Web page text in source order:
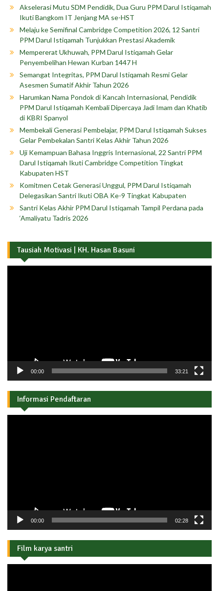
Akselerasi Mutu SDM Pendidik, Dua Guru PPM Darul Istiqamah
Ikuti Bangkom IT Jenjang MA se-HST
Melaju ke Semifinal Cambridge Competition 2026, 12 Santri
PPM Darul Istiqamah Tunjukkan Prestasi Akademik
Mempererat Ukhuwah, PPM Darul Istiqamah Gelar
Penyembelihan Hewan Kurban 1447 H
Semangat Integritas, PPM Darul Istiqamah Resmi Gelar
Asesmen Sumatif Akhir Tahun 2026
Harumkan Nama Pondok di Kancah Internasional, Pendidik
PPM Darul Istiqamah Kembali Dipercaya Jadi Imam dan Khatib
di KBRI Spanyol
Membekali Generasi Pembelajar, PPM Darul Istiqamah Sukses
Gelar Pembekalan Santri Kelas Akhir Tahun 2026
Uji Kemampuan Bahasa Inggris Internasional, 22 Santri PPM
Darul Istiqamah Ikuti Cambridge Competition Tingkat
Kabupaten HST
Komitmen Cetak Generasi Unggul, PPM Darul Istiqamah
Delegasikan Santri Ikuti OBA Ke-9 Tingkat Kabupaten
Santri Kelas Akhir PPM Darul Istiqamah Tampil Perdana pada
‘Amaliyatu Tadris 2026
Tausiah Motivasi | KH. Hasan Basuni
00:00 33:21
Informasi Pendaftaran
00:00 02:28
Film karya santri